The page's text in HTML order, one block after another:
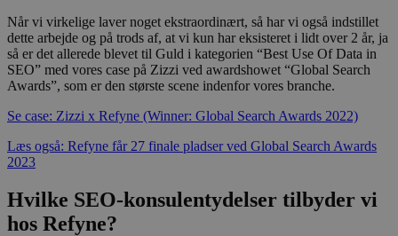
Når vi virkelige laver noget ekstraordinært, så har vi også indstillet
dette arbejde og på trods af, at vi kun har eksisteret i lidt over 2 år, ja
så er det allerede blevet til Guld i kategorien “Best Use Of Data in
SEO” med vores case på Zizzi ved awardshowet “Global Search
Awards”, som er den største scene indenfor vores branche.
Se case: Zizzi x Refyne (Winner: Global Search Awards 2022)
Læs også: Refyne får 27 finale pladser ved Global Search Awards
2023
Hvilke SEO-konsulentydelser tilbyder vi
hos Refyne?